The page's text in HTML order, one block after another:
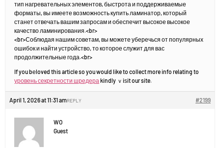
тип нагревательных элементов, быстрота и поддерживаемые
форматы, вы имеете возможность купить ламинатор, который
станет отвечать вашим запросам и обеспечит высокое высокое
качество ламинирования.<br>
<br>Соблюдая нашим советам, вы можете уберечься от популярных
ошибок и найти устройство, то которое служит для вас
продолжительные года.<br>
If you bеloved this artіcle so you would like to collect more info relating to
уровень секретности шредера kindly ｖiѕit our site.
April 1, 2026 at 11:31 am #2199
REPLY
WO
Guest